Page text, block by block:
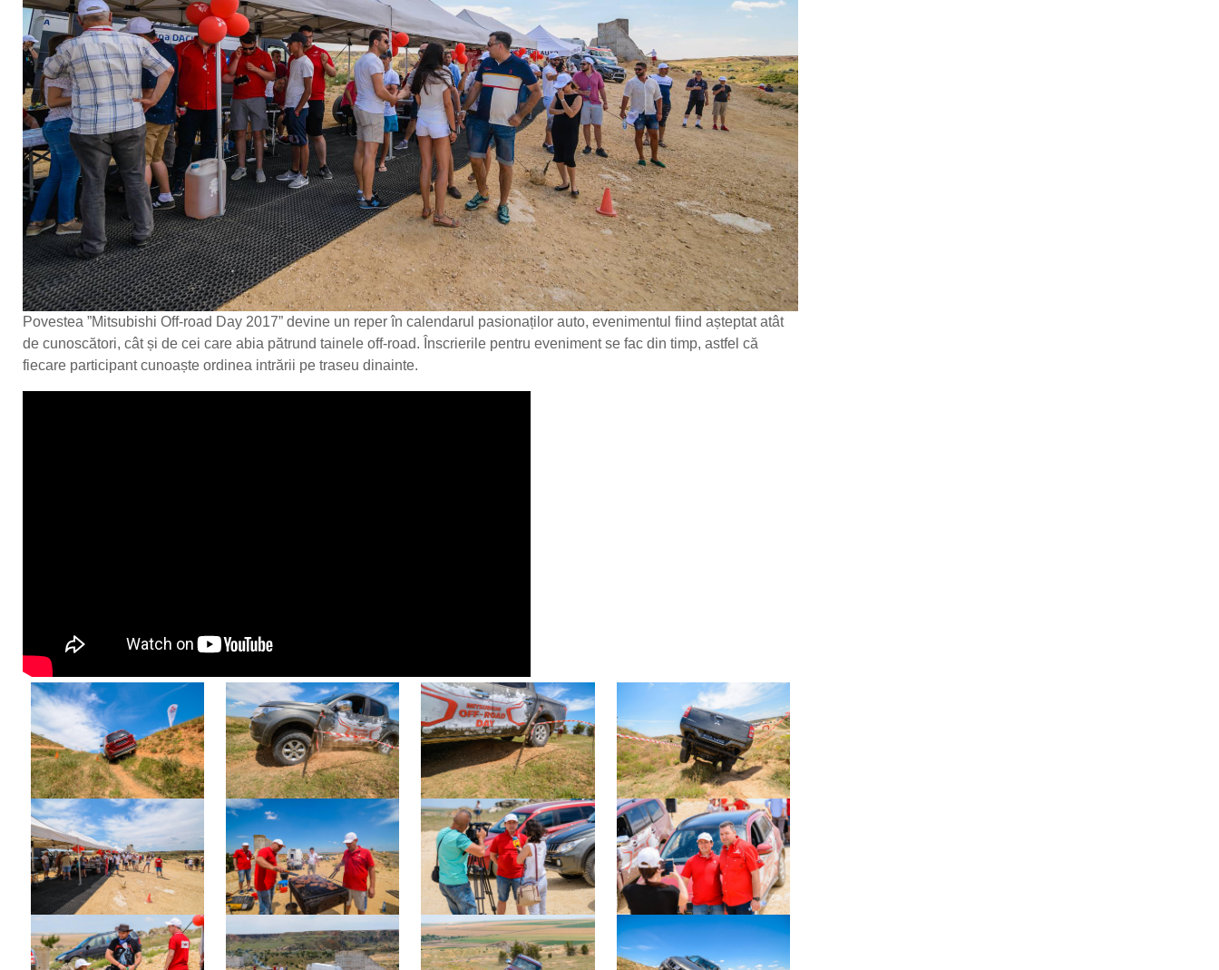
Povestea ”Mitsubishi Off-road Day 2017” devine un reper în calendarul pasionaților auto, evenimentul fiind așteptat atât
de cunoscători, cât și de cei care abia pătrund tainele off-road. Înscrierile pentru eveniment se fac din timp, astfel că
fiecare participant cunoaște ordinea intrării pe traseu dinainte.